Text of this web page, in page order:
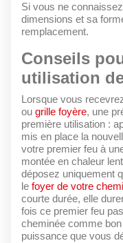
Si vous ne
dimensions et sa
remplacement.
Conseils
utilisation
Lorsque vous
ou grille foyère, une
première utilisation :
mis en place la
votre premier feu à
montée en chaleur
déposez uniquement
le foyer de votre
courte durée, elle
fois ce premier feu
cheminée comme
puissance que vous